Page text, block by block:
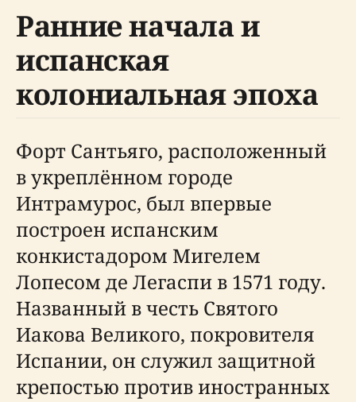
Ранние начала и
испанская
колониальная эпоха
Форт Сантьяго, расположенный
в укреплённом городе
Интрамурос, был впервые
построен испанским
конкистадором Мигелем
Лопесом де Легаспи в 1571 году.
Названный в честь Святого
Иакова Великого, покровителя
Испании, он служил защитной
крепостью против иностранных